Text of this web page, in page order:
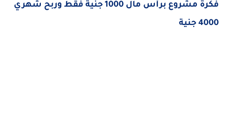
فكرة مشروع برأس مال 1000 جنية فقط وربح شهري
4000 جنية